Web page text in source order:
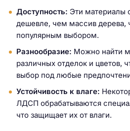
Доступность: Эти материалы
дешевле, чем массив дерева,
популярным выбором.
Разнообразие: Можно найти
различных отделок и цветов,
выбор под любые
Устойчивость к влаге:
ЛДСП обрабатываются
что защищает их от влаги.